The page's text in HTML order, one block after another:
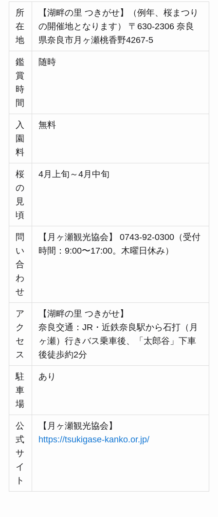
所
在
地
【湖畔の里 つきがせ】（例年、桜まつり
の開催地となります） 〒630-2306 奈良
県奈良市月ヶ瀬桃香野4267-5
鑑
賞
時
間
随時
入
園
料
無料
桜
の
見
頃
4月上旬～4月中旬
問
い
合
わ
せ
【月ヶ瀬観光協会】 0743-92-0300（受付
時間：9:00〜17:00。木曜日休み）
ア
ク
セ
ス
【湖畔の里 つきがせ】
奈良交通：JR・近鉄奈良駅から石打（月
ヶ瀬）行きバス乗車後、「太郎谷」下車
後徒歩約2分
駐
車
場
あり
公
式
サ
イ
ト
【月ヶ瀬観光協会】
https://tsukigase-kanko.or.jp/